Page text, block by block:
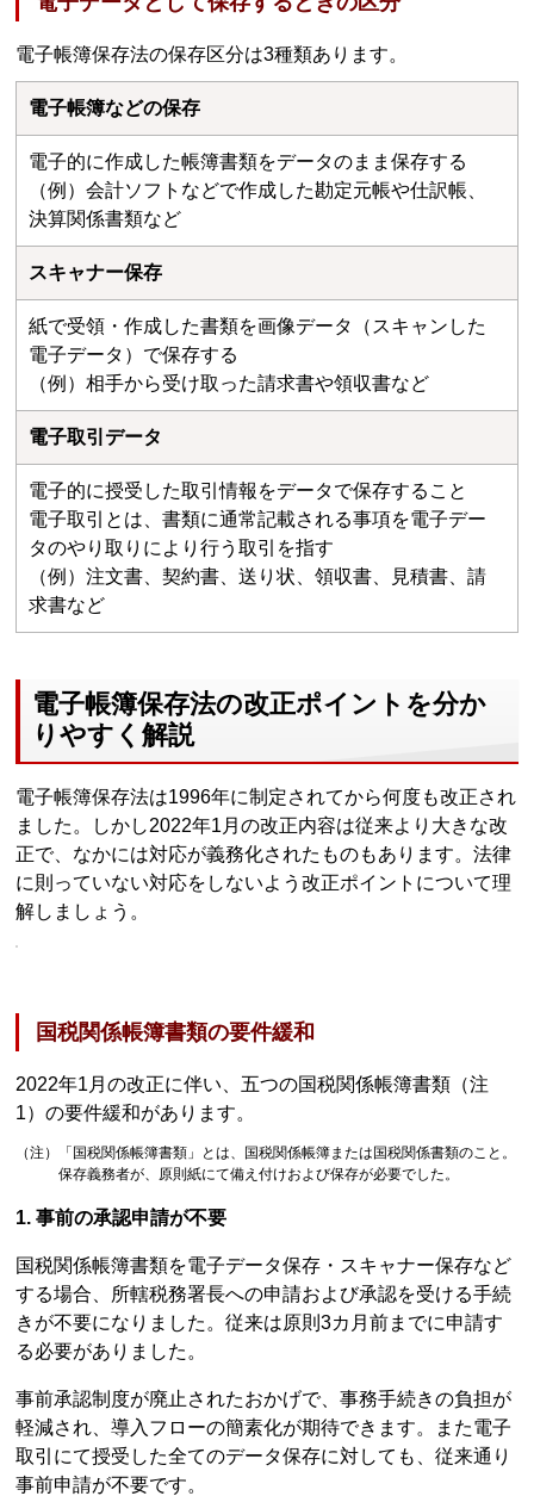
電子帳簿保存法の保存区分は3種類あります。
電子帳簿などの保存
電子的に作成した帳簿書類をデータのまま保存する
（例）会計ソフトなどで作成した勘定元帳や仕訳帳、
決算関係書類など
スキャナー保存
紙で受領・作成した書類を画像データ（スキャンした
電子データ）で保存する
（例）相手から受け取った請求書や領収書など
電子取引データ
電子的に授受した取引情報をデータで保存すること
電子取引とは、書類に通常記載される事項を電子デー
タのやり取りにより行う取引を指す
（例）注文書、契約書、送り状、領収書、見積書、請
求書など
電子帳簿保存法の改正ポイントを分か
りやすく解説
電子帳簿保存法は1996年に制定されてから何度も改正され
ました。しかし2022年1月の改正内容は従来より大きな改
正で、なかには対応が義務化されたものもあります。法律
に則っていない対応をしないよう改正ポイントについて理
解しましょう。
国税関係帳簿書類の要件緩和
2022年1月の改正に伴い、五つの国税関係帳簿書類（注
1）の要件緩和があります。
（注）「国税関係帳簿書類」とは、国税関係帳簿または国税関係書類のこと。
保存義務者が、原則紙にて備え付けおよび保存が必要でした。
1. 事前の承認申請が不要
国税関係帳簿書類を電子データ保存・スキャナー保存など
する場合、所轄税務署長への申請および承認を受ける手続
きが不要になりました。従来は原則3カ月前までに申請す
る必要がありました。
事前承認制度が廃止されたおかげで、事務手続きの負担が
軽減され、導入フローの簡素化が期待できます。また電子
取引にて授受した全てのデータ保存に対しても、従来通り
事前申請が不要です。